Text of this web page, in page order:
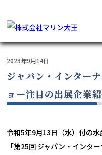
2023年9月14日
ジャパン・インター
ョー注目の出展企業
令和5年9月13日（水）付の
「第25回 ジャパン・インタ